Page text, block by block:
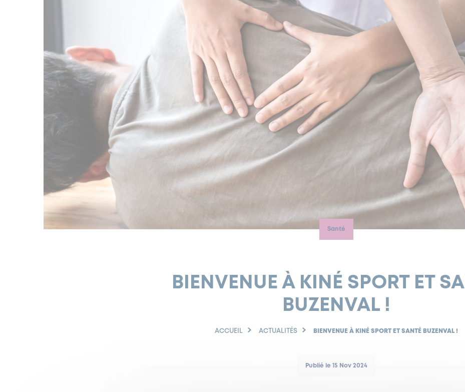
Santé
BIENVENUE À KINÉ SPORT ET
BUZENVAL !
ACCUEIL ACTUALITÉS BIENVENUE À KINÉ SPORT ET SANTÉ BUZENVAL !
Publié le 15 Nov 2024